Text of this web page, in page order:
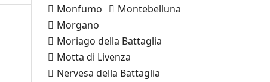
Monfumo
Montebelluna
Morgano
Moriago della Battaglia
Motta di Livenza
Nervesa della Battaglia